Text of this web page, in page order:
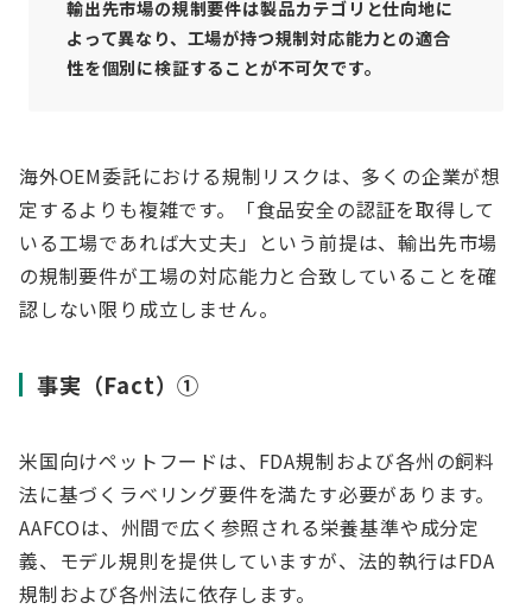
輸出先市場の規制要件は製品カテゴリと仕向地に
よって異なり、工場が持つ規制対応能力との適合
性を個別に検証することが不可欠です。
海外OEM委託における規制リスクは、多くの企業が想
定するよりも複雑です。「食品安全の認証を取得して
いる工場であれば大丈夫」という前提は、輸出先市場
の規制要件が工場の対応能力と合致していることを確
認しない限り成立しません。
事実（Fact）①
米国向けペットフードは、FDA規制および各州の飼料
法に基づくラベリング要件を満たす必要があります。
AAFCOは、州間で広く参照される栄養基準や成分定
義、モデル規則を提供していますが、法的執行はFDA
規制および各州法に依存します。